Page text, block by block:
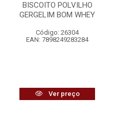
BISCOITO POLVILHO
GERGELIM BOM WHEY
Código: 26304
EAN: 7898249283284
Ver preço